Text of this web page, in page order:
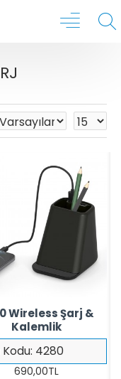
4280
Wireless Şarj &
Kalemlik
690,00TL